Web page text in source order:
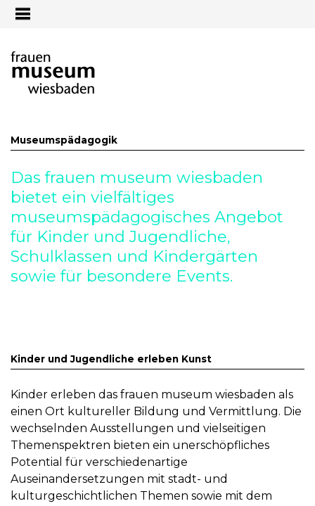
Museumspädagogik
Das frauen museum wiesbaden
bietet ein vielfältiges
museumspädagogisches Angebot
für Kinder und Jugendliche,
Schulklassen und Kindergärten
sowie für besondere Events.
Kinder und Jugendliche erleben Kunst
Kinder erleben das frauen museum wiesbaden als
einen Ort kultureller Bildung und Vermittlung. Die
wechselnden Ausstellungen und vielseitigen
Themenspektren bieten ein unerschöpfliches
Potential für verschiedenartige
Auseinandersetzungen mit stadt- und
kulturgeschichtlichen Themen sowie mit dem